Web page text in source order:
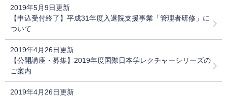
2019年5月9日更新
【申込受付終了】平成31年度入退院支援事業「管理者研修」に
ついて
2019年4月26日更新
【公開講座・募集】2019年度国際日本学レクチャーシリーズの
ご案内
2019年4月26日更新